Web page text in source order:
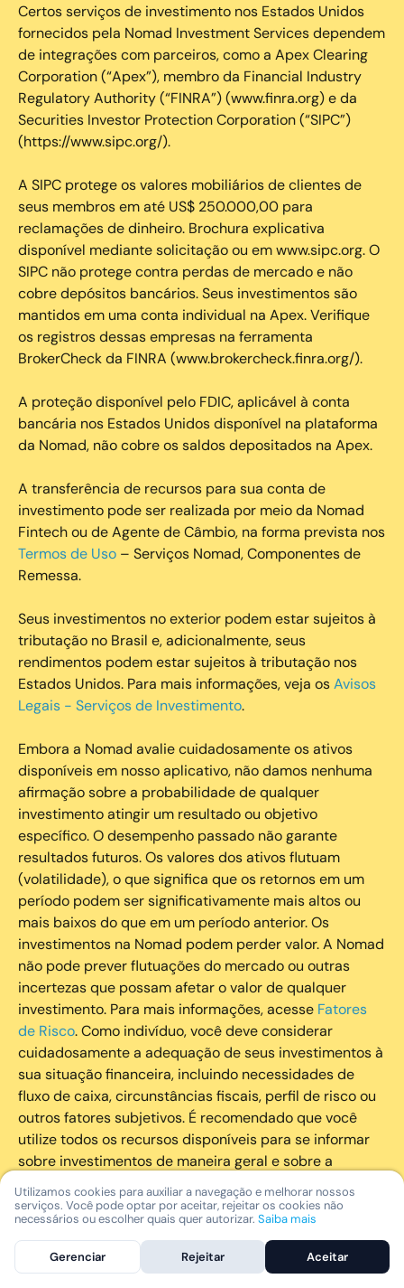
Certos serviços de investimento nos Estados Unidos
fornecidos pela Nomad Investment Services dependem
de integrações com parceiros, como a Apex Clearing
Corporation (“Apex”), membro da Financial Industry
Regulatory Authority (“FINRA”) (www.finra.org) e da
Securities Investor Protection Corporation (“SIPC”)
(https://www.sipc.org/).
A SIPC protege os valores mobiliários de clientes de
seus membros em até US$ 250.000,00 para
reclamações de dinheiro. Brochura explicativa
disponível mediante solicitação ou em www.sipc.org. O
SIPC não protege contra perdas de mercado e não
cobre depósitos bancários. Seus investimentos são
mantidos em uma conta individual na Apex. Verifique
os registros dessas empresas na ferramenta
BrokerCheck da FINRA (www.brokercheck.finra.org/).
A proteção disponível pelo FDIC, aplicável à conta
bancária nos Estados Unidos disponível na plataforma
da Nomad, não cobre os saldos depositados na Apex.
A transferência de recursos para sua conta de
investimento pode ser realizada por meio da Nomad
Fintech ou de Agente de Câmbio, na forma prevista nos
Termos de Uso – Serviços Nomad, Componentes de
Remessa.
Seus investimentos no exterior podem estar sujeitos à
tributação no Brasil e, adicionalmente, seus
rendimentos podem estar sujeitos à tributação nos
Estados Unidos. Para mais informações, veja osAvisos
Legais - Serviços de Investimento.
Embora a Nomad avalie cuidadosamente os ativos
disponíveis em nosso aplicativo, não damos nenhuma
afirmação sobre a probabilidade de qualquer
investimento atingir um resultado ou objetivo
específico. O desempenho passado não garante
resultados futuros. Os valores dos ativos flutuam
(volatilidade), o que significa que os retornos em um
período podem ser significativamente mais altos ou
mais baixos do que em um período anterior. Os
investimentos na Nomad podem perder valor. A Nomad
não pode prever flutuações do mercado ou outras
incertezas que possam afetar o valor de qualquer
investimento. Para mais informações, acesse Fatores
de Risco. Como indivíduo, você deve considerar
cuidadosamente a adequação de seus investimentos à
sua situação financeira, incluindo necessidades de
fluxo de caixa, circunstâncias fiscais, perfil de risco ou
outros fatores subjetivos. É recomendado que você
utilize todos os recursos disponíveis para se informar
sobre investimentos de maneira geral e sobre a
composição geral de seu portfólio. Questões fiscais ou
legais relativas aos investimentos realizados através da
Nomad devem ser obtidas pelos próprios clientes. A
Nomad e suas afiliadas não fornecem nenhum tipo de
aconselhamento legal ou fiscal.
Utilizamos cookies para auxiliar a navegação e melhorar nossos
serviços. Você pode optar por aceitar, rejeitar os cookies não
necessários ou escolher quais quer autorizar. Saiba mais
Gerenciar Rejeitar Aceitar